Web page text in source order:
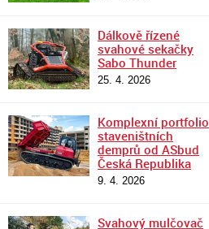
Dálkově řízené
svahové sekačky
Sabo Thunder
25. 4. 2026
Komplexní portfolio
staveništních
demprů od ASbud
Česká Republika
9. 4. 2026
Svahový mulčovač